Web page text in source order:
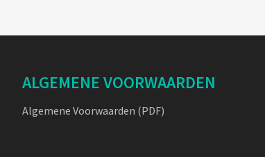
ALGEMENE VOORWAARDEN
Algemene Voorwaarden (PDF)